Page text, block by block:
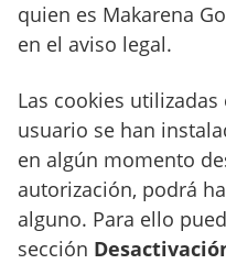
quien es Makarena
en el aviso legal.
Las cookies
usuario se han
en algún momento
autorización, podrá
alguno. Para ello
sección